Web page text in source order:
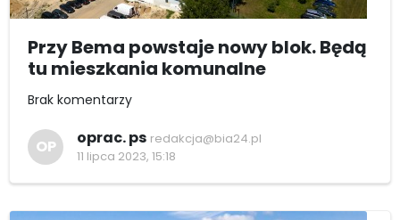
Przy Bema powstaje nowy blok. Będą
tu mieszkania komunalne
Brak komentarzy
OP oprac. ps redakcja@bia24.pl
11 lipca 2023, 15:18